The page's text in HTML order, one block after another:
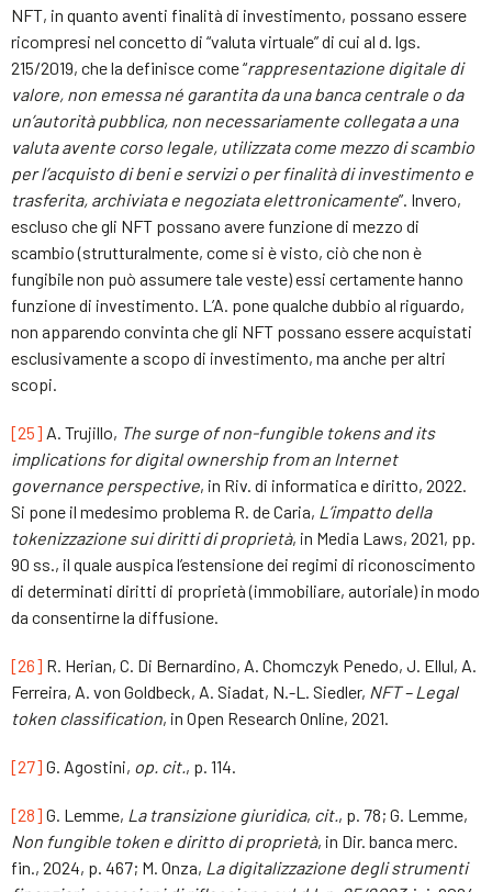
NFT, in quanto aventi finalità di investimento, possano essere
ricompresi nel concetto di “valuta virtuale” di cui al d. lgs.
215/2019, che la definisce come “rappresentazione digitale di
valore, non emessa né garantita da una banca centrale o da
un’autorità pubblica, non necessariamente collegata a una
valuta avente corso legale, utilizzata come mezzo di scambio
per l’acquisto di beni e servizi o per finalità di investimento e
trasferita, archiviata e negoziata elettronicamente”. Invero,
escluso che gli NFT possano avere funzione di mezzo di
scambio (strutturalmente, come si è visto, ciò che non è
fungibile non può assumere tale veste) essi certamente hanno
funzione di investimento. L’A. pone qualche dubbio al riguardo,
non apparendo convinta che gli NFT possano essere acquistati
esclusivamente a scopo di investimento, ma anche per altri
scopi.
[25] A. Trujillo, The surge of non-fungible tokens and its
implications for digital ownership from an Internet
governance perspective, in Riv. di informatica e diritto, 2022.
Si pone il medesimo problema R. de Caria, L’impatto della
tokenizzazione sui diritti di proprietà, in Media Laws, 2021, pp.
90 ss., il quale auspica l’estensione dei regimi di riconoscimento
di determinati diritti di proprietà (immobiliare, autoriale) in modo
da consentirne la diffusione.
[26] R. Herian, C. Di Bernardino, A. Chomczyk Penedo, J. Ellul, A.
Ferreira, A. von Goldbeck, A. Siadat, N.-L. Siedler, NFT – Legal
token classification, in Open Research Online, 2021.
[27] G. Agostini, op. cit., p. 114.
[28] G. Lemme, La transizione giuridica, cit., p. 78; G. Lemme,
Non fungible token e diritto di proprietà, in Dir. banca merc.
fin., 2024, p. 467; M. Onza, La digitalizzazione degli strumenti